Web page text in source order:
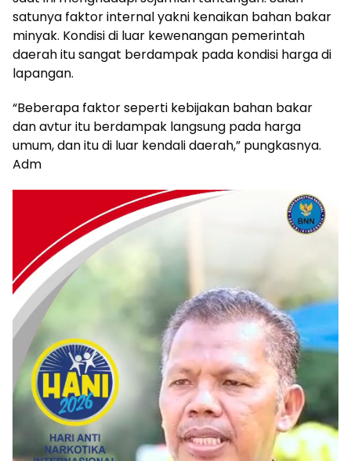
satunya faktor internal yakni kenaikan bahan bakar
minyak. Kondisi di luar kewenangan pemerintah
daerah itu sangat berdampak pada kondisi harga di
lapangan.
“Beberapa faktor seperti kebijakan bahan bakar
dan avtur itu berdampak langsung pada harga
umum, dan itu di luar kendali daerah,” pungkasnya.
Adm